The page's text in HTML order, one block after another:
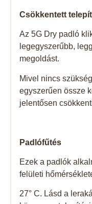
Csökkentett
Az 5G Dry padló
legegyszerűbb,
megoldást.
Mivel nincs
egyszerűen össze
jelentősen
Padlófűtés
Ezek a padlók
felületi
27° C. Lásd a